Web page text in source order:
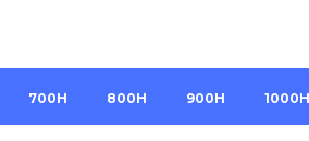
700H 800H 900H 1000H